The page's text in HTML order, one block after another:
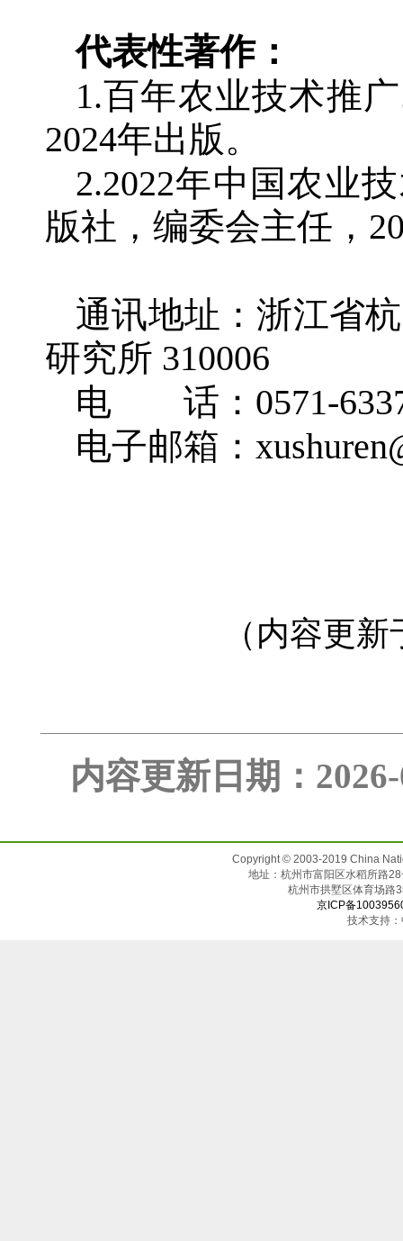
代表性著作：
1.百年农业技术推
2024年出版。
2.2022年中国农业
版社，编委会主任，
通讯地址：浙江省
研究所 310006
电 话：0571-
电子邮箱：
（内容更
内容更新日期：
Copyright © 2003-2019 China
地址：杭州市富阳区水稻所路
杭州市拱墅区体
京ICP备
技术支持